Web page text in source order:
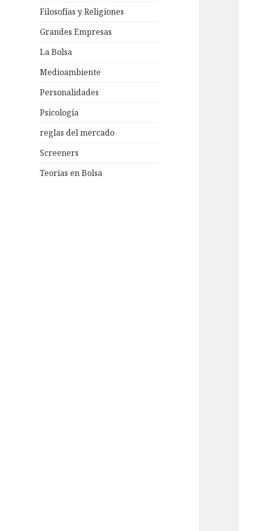
Filosofías y Religiones
Grandes Empresas
La Bolsa
Medioambiente
Personalidades
Psicología
reglas del mercado
Screeners
Teorías en Bolsa